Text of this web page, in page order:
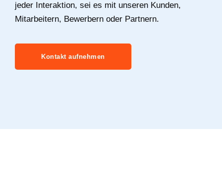
jeder Interaktion, sei es mit unseren Kunden,
Mitarbeitern, Bewerbern oder Partnern.
Kontakt aufnehmen